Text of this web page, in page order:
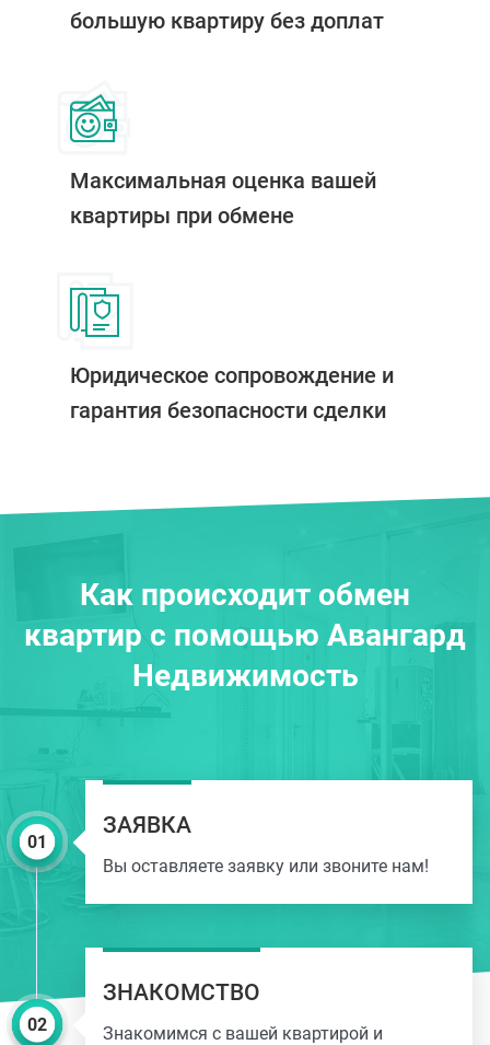
большую квартиру без доплат
Максимальная оценка вашей
квартиры при обмене
Юридическое сопровождение и
гарантия безопасности сделки
Как происходит обмен
квартир с помощью Авангард
Недвижимость
ЗАЯВКА
Вы оставляете заявку или звоните нам!
ЗНАКОМСТВО
Знакомимся с вашей квартирой и